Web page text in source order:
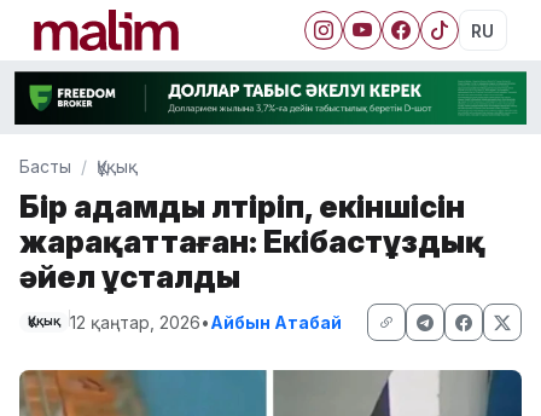
RU
Басты Құқық
Бір адамды өлтіріп, екіншісін
жарақаттаған: Екібастұздық
әйел ұсталды
Құқық 12 қаңтар, 2026•Айбын Атабай